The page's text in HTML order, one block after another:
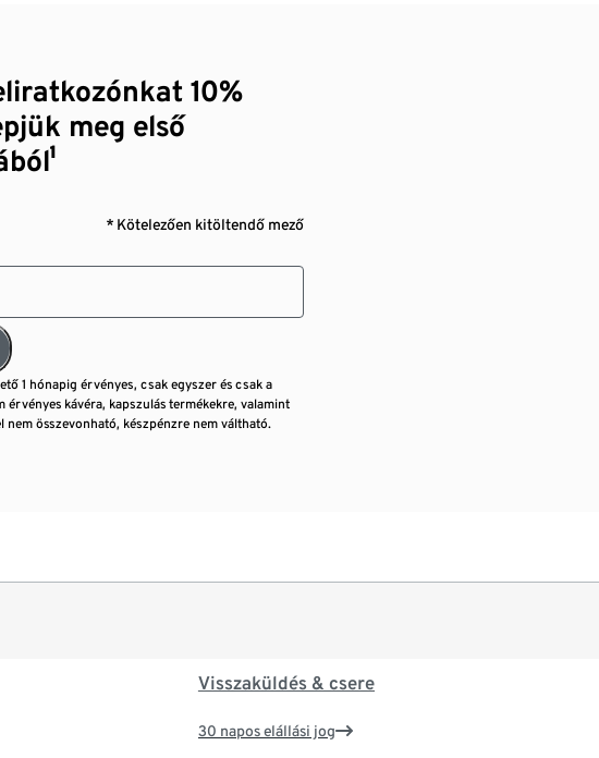
10%
meg első
* Kötelezően kitöltendő mező
1 hónapig érvényes, csak egyszer és csak a
kávéra, kapszulás termékekre, valamint
nem összevonható, készpénzre nem váltható.
Visszaküldés & csere
30 napos elállási jog